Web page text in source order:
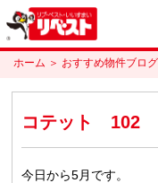
ホーム ＞ おすすめ物件ブログ
コテット 102
今日から5月です。